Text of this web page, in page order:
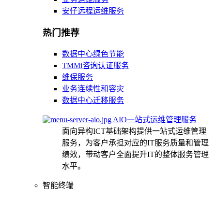
安仔远程运维服务
热门推荐
数据中心绿色节能
TMMi咨询认证服务
维保服务
业务连续性和容灾
数据中心迁移服务
AIO一站式运维管理服务
面向异构ICT基础架构提供一站式运维管理
服务，为客户承担对应的IT服务质量和管理
绩效，带动客户全面提升IT的整体服务管理
水平。
智能终端